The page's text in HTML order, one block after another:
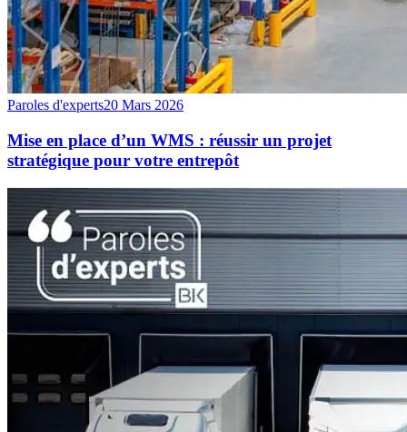
Paroles d'experts20 Mars 2026
Mise en place d’un WMS : réussir un projet
stratégique pour votre entrepôt